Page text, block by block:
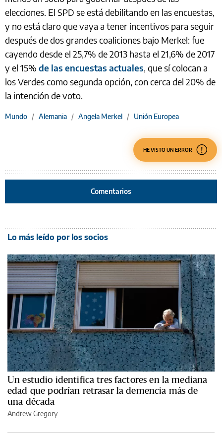
elecciones. El SPD se está debilitando en las encuestas,
y no está claro que vaya a tener incentivos para seguir
después de dos grandes coaliciones bajo Merkel: fue
cayendo desde el 25,7% de 2013 hasta el 21,6% de 2017
y el 15% de las encuestas actuales, que sí colocan a
los Verdes como segunda opción, con cerca del 20% de
la intención de voto.
Mundo / Alemania / Angela Merkel / Unión Europea
HE VISTO UN ERROR
Comentarios
Lo más leído por los socios
Un estudio identifica tres factores en la mediana
edad que podrían retrasar la demencia más de
una década
Andrew Gregory